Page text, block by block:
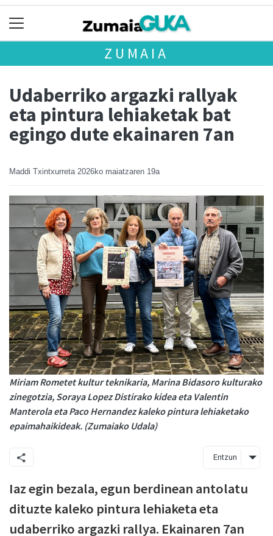
ZUMAIA
Udaberriko argazki rallyak
eta pintura lehiaketak bat
egingo dute ekainaren 7an
Maddi Txintxurreta 2026ko maiatzaren 19a
Miriam Rometet kultur teknikaria, Marina Bidasoro kulturako
zinegotzia, Soraya Lopez Distirako kidea eta Valentin
Manterola eta Paco Hernandez kaleko pintura lehiaketako
epaimahaikideak. (Zumaiako Udala)
Entzun
Iaz egin bezala, egun berdinean antolatu
dituzte kaleko pintura lehiaketa eta
udaberriko argazki rallya. Ekainaren 7an